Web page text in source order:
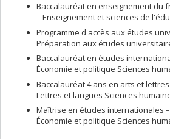
Baccalauréat en enseignement du
– Enseignement et sciences de
Programme d'accès aux études
Préparation aux études
Baccalauréat en études
Économie et politique Sciences
Baccalauréat 4 ans en arts et
Lettres et langues Sciences
Maîtrise en études internationales
Économie et politique Sciences